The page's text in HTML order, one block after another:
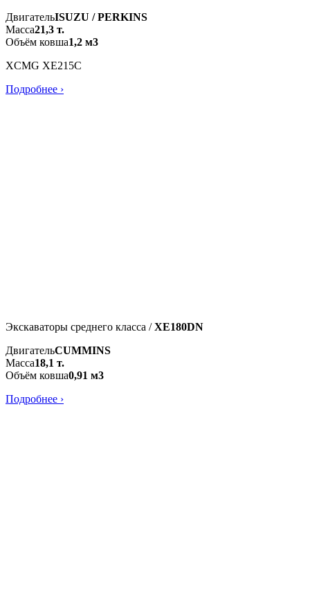
ДвигательISUZU / PERKINS
Масса21,3 т.
Объём ковша1,2 м3
XCMG XE215C
Подробнее ›
Экскаваторы среднего класса /XE180DN
ДвигательCUMMINS
Масса18,1 т.
Объём ковша0,91 м3
Подробнее ›